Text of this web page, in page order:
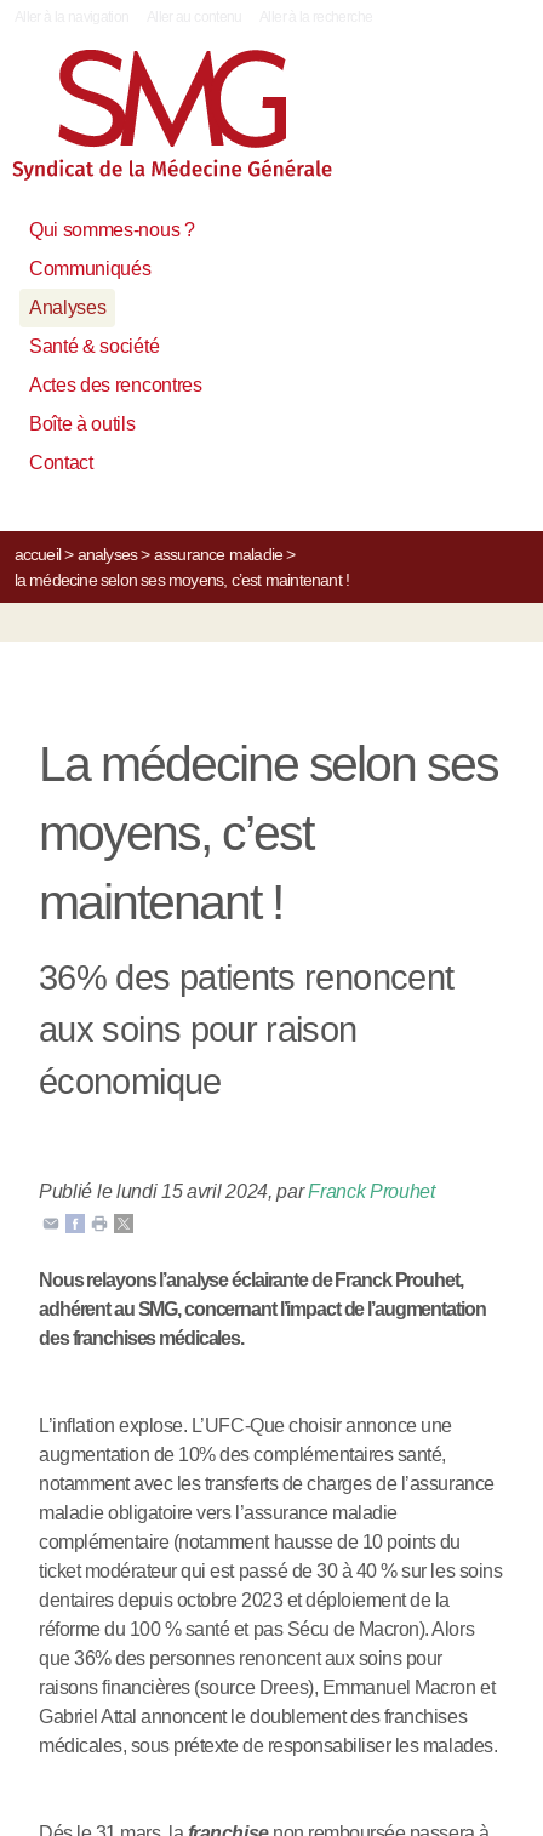
Qui sommes-nous ?
Communiqués
Analyses
Santé & société
Actes des rencontres
Boîte à outils
Contact
accueil> analyses> assurance maladie>
la médecine selon ses moyens, c’est maintenant !
La médecine selon ses
moyens, c’est
maintenant !
36% des patients renoncent
aux soins pour raison
économique
Publié le lundi 15 avril 2024,parFranck Prouhet
Nous relayons l’analyse éclairante de Franck Prouhet,
adhérent au SMG, concernant l’impact de l’augmentation
des franchises médicales.
L’inflation explose. L’UFC-Que choisir annonce une
augmentation de 10% des complémentaires santé,
notamment avec les transferts de charges de l’assurance
maladie obligatoire vers l’assurance maladie
complémentaire (notamment hausse de 10 points du
ticket modérateur qui est passé de 30 à 40 % sur les soins
dentaires depuis octobre 2023 et déploiement de la
réforme du 100 % santé et pas Sécu de Macron). Alors
que 36% des personnes renoncent aux soins pour
raisons financières (source Drees), Emmanuel Macron et
Gabriel Attal annoncent le doublement des franchises
médicales, sous prétexte de responsabiliser les malades.